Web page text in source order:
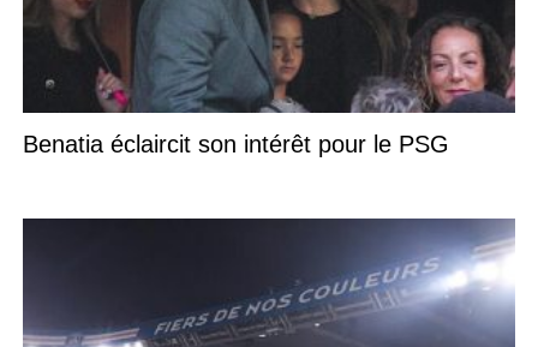
Benatia éclaircit son intérêt pour le PSG